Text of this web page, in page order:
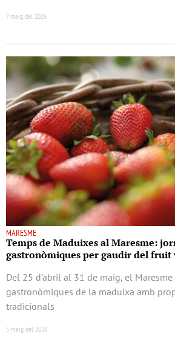
7 maig del 2026
MARESME
Temps de Maduixes al Maresme:
gastronòmiques per gaudir del fruit
Del 25 d’abril al 31 de maig, el
gastronòmiques de la maduixa amb
tradicionals
5 maig del 2026